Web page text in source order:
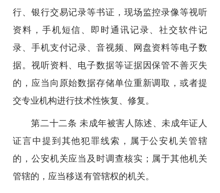
行、银行交易记录等书证，现场监控录像等视听
资料，手机短信、即时通讯记录、社交软件记
录、手机支付记录、音视频、网盘资料等电子数
据。视听资料、电子数据等证据因保管不善灭失
的，应当向原始数据存储单位重新调取，或者提
交专业机构进行技术性恢复、修复。
第二十二条 未成年被害人陈述、未成年证人
证言中提到其他犯罪线索，属于公安机关管辖
的，公安机关应当及时调查核实；属于其他机关
管辖的，应当移送有管辖权的机关。